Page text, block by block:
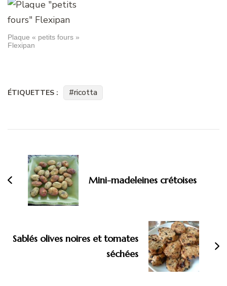
Plaque « petits fours »
Flexipan
ÉTIQUETTES : ricotta
d'article
Mini-madeleines crétoises
Sablés olives noires et tomates
séchées